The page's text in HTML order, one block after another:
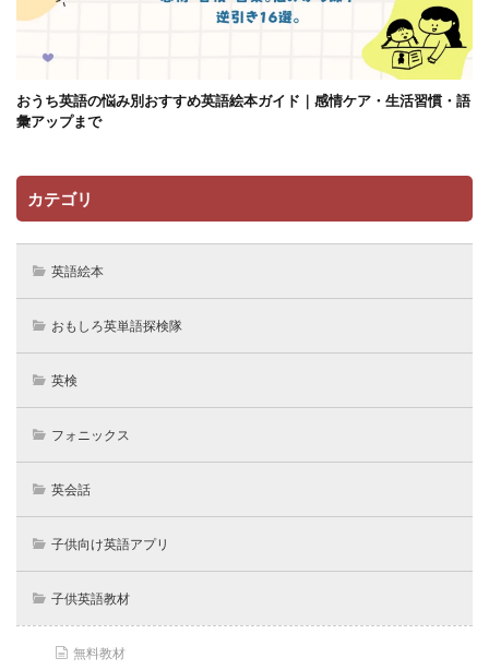
おうち英語の悩み別おすすめ英語絵本ガイド｜感情ケア・生活習慣・語
彙アップまで
カテゴリ
英語絵本
おもしろ英単語探検隊
英検
フォニックス
英会話
子供向け英語アプリ
子供英語教材
無料教材